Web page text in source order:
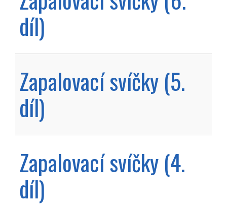
díl)
Zapalovací svíčky (5.
díl)
Zapalovací svíčky (4.
díl)